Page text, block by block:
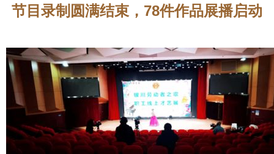
节目录制圆满结束，78件作品展播启动